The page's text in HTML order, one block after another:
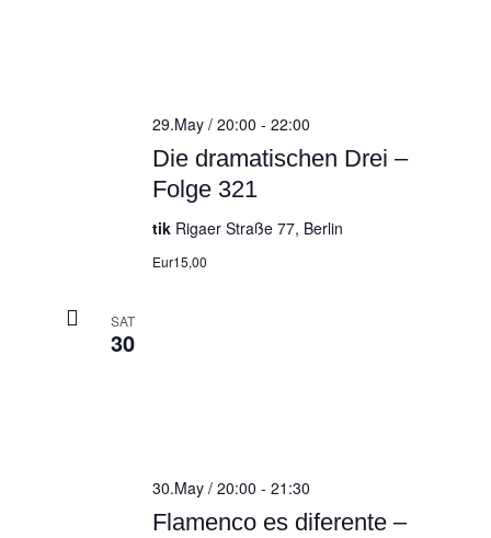
Die dramatischen Drei –
Folge 321
29.May / 20:00 - 22:00
tik Rigaer Straße 77, Berlin
Eur15,00
SAT
30
Flamenco es diferente –
30.May / 20:00 - 21:30